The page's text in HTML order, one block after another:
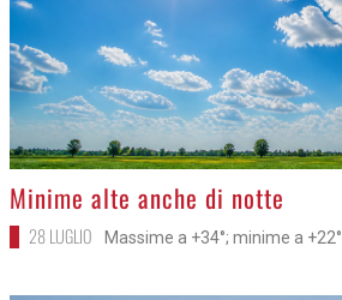
>Minime alte anche di notte
28 LUGLIO Massime a +34°; minime a +22°